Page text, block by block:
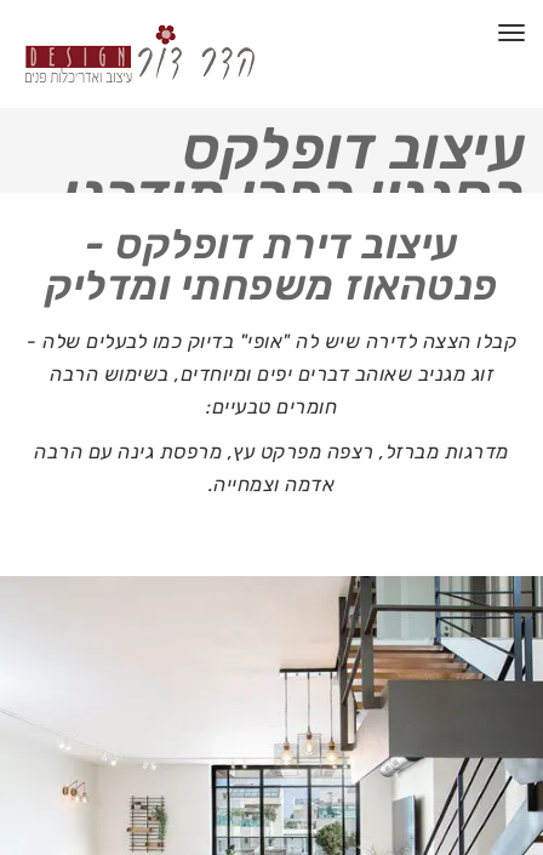
תפריט
עיצוב דופלקס
בסגנון כפרי מודרני
עיצוב דירת דופלקס -
פנטהאוז משפחתי ומדליק
קבלו הצצה לדירה שיש לה "אופי" בדיוק כמו לבעלים שלה -
זוג מגניב שאוהב דברים יפים ומיוחדים, בשימוש הרבה
חומרים טבעיים:
מדרגות מברזל, רצפה מפרקט עץ, מרפסת גינה עם הרבה
אדמה וצמחייה.